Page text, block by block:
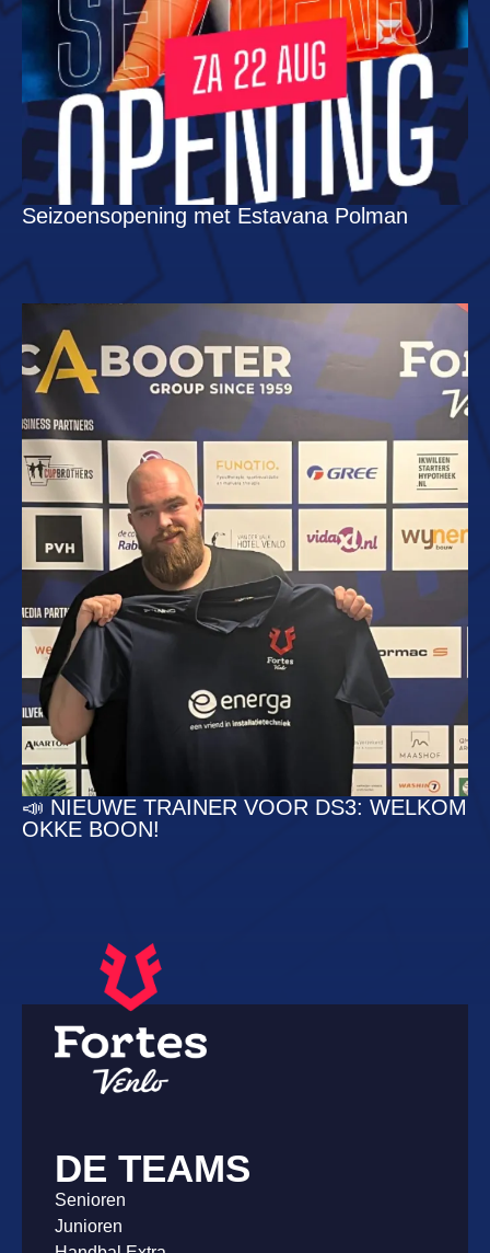
Seizoensopening met Estavana Polman
📣 NIEUWE TRAINER VOOR DS3: WELKOM
OKKE BOON!
DE TEAMS
Senioren
Junioren